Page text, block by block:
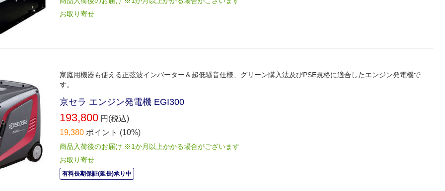
お取り寄せ
家庭用機器も使える正弦波インバーター＆超低騒音仕様、グリーン購入法及びPSE規格に適合したエンジン発電機で
す。
京セラ エンジン発電機 EGI300
193,800 円(税込)
19,380 ポイント (10%)
商品入荷後のお届け ※1か月以上かかる場合がございます
お取り寄せ
有料長期保証(延長)承り中